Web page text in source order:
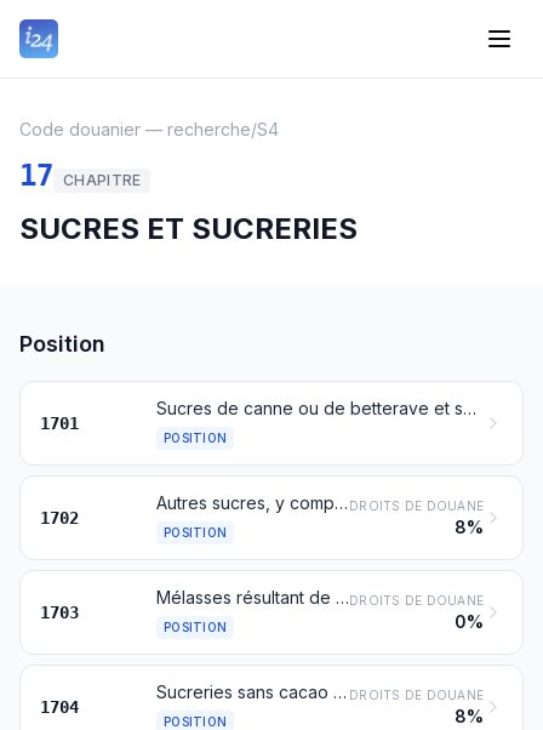
Code douanier — recherche/S4
17 CHAPITRE
SUCRES ET SUCRERIES
Position
1701
Sucres de canne ou de betterave et saccharose chimiquement pur, à l'état solide
POSITION
1702
Autres sucres, y compris le lactose, le maltose, le glucose et le fructose (lévulose) chimiquement purs, à l'état solide; sirops de sucres sans addition d'aromatisants ou de colorants; succédanés du miel, même mélangés de miel naturel; sucres et mélasses caramélisés
POSITION
DROITS DE DOUANE
8%
1703
Mélasses résultant de l'extraction ou du raffinage du sucre
POSITION
DROITS DE DOUANE
0%
1704
Sucreries sans cacao (y compris le chocolat blanc)
POSITION
DROITS DE DOUANE
8%